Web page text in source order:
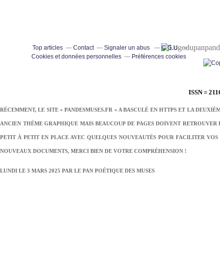
ISSN =
RÉCEMMENT, LE SITE « PANDESMUSES.FR » A BASCULÉ EN HTTPS ET LA
ANCIEN THÈME GRAPHIQUE MAIS BEAUCOUP DE PAGES DOIVENT
PETIT À PETIT EN PLACE AVEC QUELQUES NOUVEAUTÉS POUR FACILITER
NOUVEAUX DOCUMENTS, MERCI BIEN DE VOTRE COMPRÉHENSION !
LUNDI LE 3 MARS 2025 PAR LE PAN POÉTIQUE DES MUSES
Top articles Contact Signaler un abus
C.G.U.
Cookies et données personnelles
Préférences cookies